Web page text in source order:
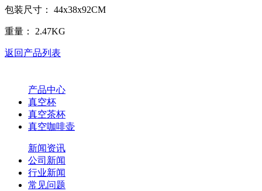
包装尺寸： 44x38x92CM
重量： 2.47KG
返回产品列表
产品中心
真空杯
真空茶杯
真空咖啡壶
新闻资讯
公司新闻
行业新闻
常见问题